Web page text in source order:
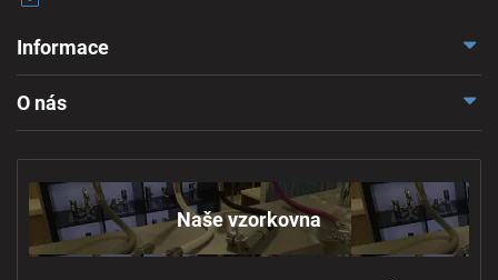
Informace
Ochrana osobních údajů
O nás
Naše vzorkovna